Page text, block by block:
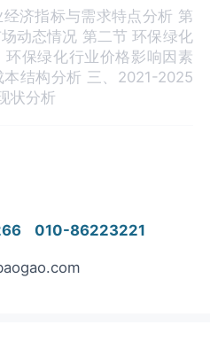
济指标与需求特点分析 第
动态情况 第二节 环保绿化‌‌‌
保绿化行业价格影响因素
结构分析 三、2021-2025
状分析
010-86223221